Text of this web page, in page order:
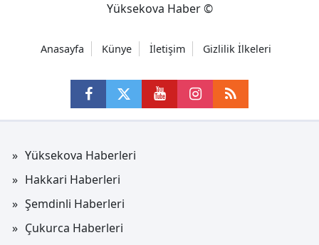
Yüksekova Haber ©
Anasayfa Künye İletişim Gizlilik İlkeleri
Yüksekova Haberleri
Hakkari Haberleri
Şemdinli Haberleri
Çukurca Haberleri